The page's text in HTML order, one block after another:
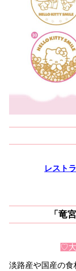
レスト
「竜
♡大
淡路産や国産の食